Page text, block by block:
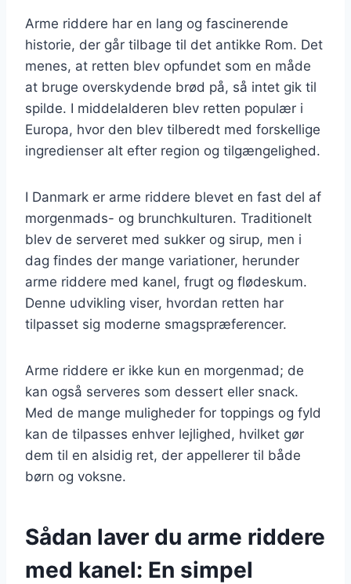
Arme riddere har en lang og fascinerende
historie, der går tilbage til det antikke Rom. Det
menes, at retten blev opfundet som en måde
at bruge overskydende brød på, så intet gik til
spilde. I middelalderen blev retten populær i
Europa, hvor den blev tilberedt med forskellige
ingredienser alt efter region og tilgængelighed.
I Danmark er arme riddere blevet en fast del af
morgenmads- og brunchkulturen. Traditionelt
blev de serveret med sukker og sirup, men i
dag findes der mange variationer, herunder
arme riddere med kanel, frugt og flødeskum.
Denne udvikling viser, hvordan retten har
tilpasset sig moderne smagspræferencer.
Arme riddere er ikke kun en morgenmad; de
kan også serveres som dessert eller snack.
Med de mange muligheder for toppings og fyld
kan de tilpasses enhver lejlighed, hvilket gør
dem til en alsidig ret, der appellerer til både
børn og voksne.
Sådan laver du arme riddere
med kanel: En simpel